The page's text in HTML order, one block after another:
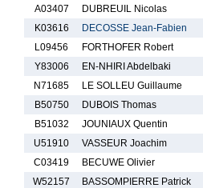
A03407
DUBREUIL Nicolas
K03616
DECOSSE Jean-Fabien
L09456
FORTHOFER Robert
Y83006
EN-NHIRI Abdelbaki
N71685
LE SOLLEU Guillaume
B50750
DUBOIS Thomas
B51032
JOUNIAUX Quentin
U51910
VASSEUR Joachim
C03419
BECUWE Olivier
W52157
BASSOMPIERRE Patrick